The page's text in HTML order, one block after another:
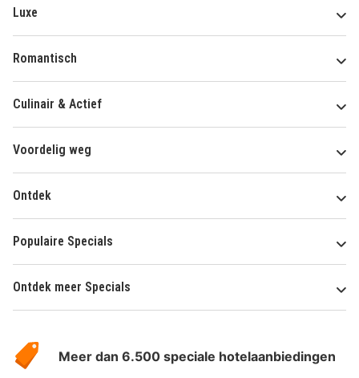
Luxe
Romantisch
Culinair & Actief
Voordelig weg
Ontdek
Populaire Specials
Ontdek meer Specials
HotelSpecials
Meer dan 6.500 speciale hotelaanbiedingen